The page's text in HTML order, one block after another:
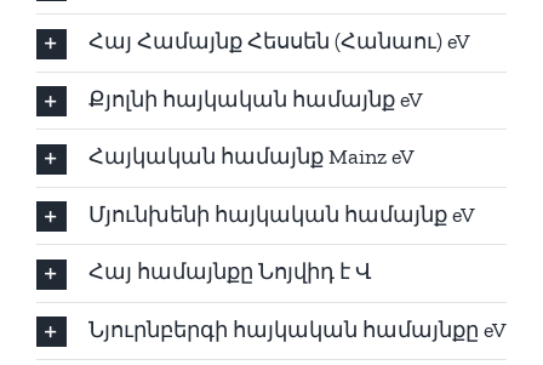
Հայ Համայնք Հեսսեն (Հանաու) eV
Քյոլնի հայկական համայնք eV
Հայկական համայնք Mainz eV
Մյունխենի հայկական համայնք eV
Հայ համայնքը Նոյվիդ է Վ
Նյուրնբերգի հայկական համայնքը eV